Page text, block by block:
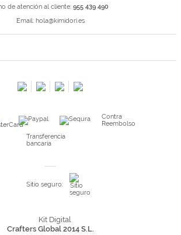
de atención al cliente: 955 439 490
Email: hola@kimidori.es
servicio de impresión de fotos
Contra
Reembolso
Transferencia
bancaria
Sitio seguro:
Crafters Global 2014 S.L.